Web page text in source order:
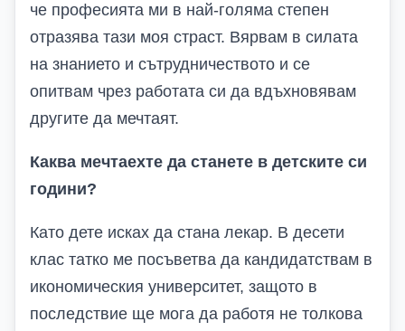
че професията ми в най-голяма степен
отразява тази моя страст. Вярвам в силата
на знанието и сътрудничеството и се
опитвам чрез работата си да вдъхновявам
другите да мечтаят.
Каква мечтаехте да станете в детските си
години?
Като дете исках да стана лекар. В десети
клас татко ме посъветва да кандидатствам в
икономическия университет, защото в
последствие ще мога да работя не толкова